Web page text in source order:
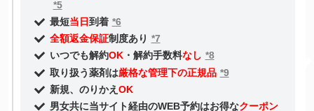
*5
最短当日到着 *6
全額返金保証制度あり *7
いつでも解約OK・解約手数料なし *8
取り扱う薬剤は厳格な管理下の正規品 *9
新規、のりかえ OK
男女共に当サイト経由のWEB予約はお得なクーポン